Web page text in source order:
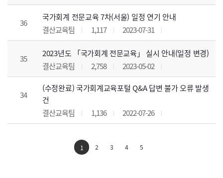
36
국가회계 전문교육 7차(서울) 일정 연기 안내
결산교육팀
1,117 2023-07-31
35
2023년도 「국가회계 전문교육」 실시 안내(일정 변경)
결산교육팀
2,758 2023-05-02
34
(수정완료) 국가회계교육포털 Q&A 답변 불가 오류 발생
건
결산교육팀
1,136 2022-07-26
1 2 3 4 5